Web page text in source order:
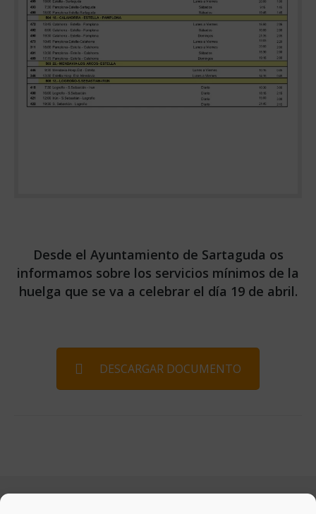
Desde el Ayuntamiento de Sartaguda os
informamos sobre los servicios mínimos de la
huelga que se va a celebrar el día 19 de abril.
DESCARGAR DOCUMENTO